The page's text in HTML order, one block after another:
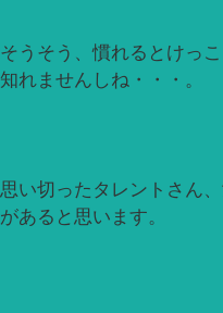
そうそう、慣れるとけっ
知れませんしね・・・。
思い切ったタレントさん
があると思います。